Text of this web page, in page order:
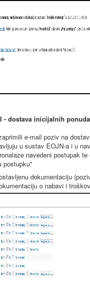
- dostava inicijalnih ponuda
e-mail poziv na
u sustav EOJN-a i u
navedeni postupak te
postupku"
dokumentaciju
o nabavi i